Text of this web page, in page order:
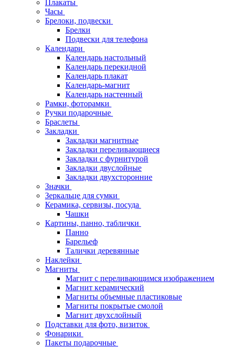
Плакаты
Часы
Брелоки, подвески
Брелки
Подвески для телефона
Календари
Календарь настольный
Календарь перекидной
Календарь плакат
Календарь-магнит
Календарь настенный
Рамки, фоторамки
Ручки подарочные
Браслеты
Закладки
Закладки магнитные
Закладки переливающиеся
Закладки с фурнитурой
Закладки двуслойные
Закладки двухсторонние
Значки
Зеркальце для сумки
Керамика, сервизы, посуда
Чашки
Картины, панно, таблички
Панно
Барельеф
Талички деревянные
Наклейки
Магниты
Магнит с переливающимся изображением
Магнит керамический
Магниты объемные пластиковые
Магниты покрытые смолой
Магнит двухслойный
Подставки для фото, визиток
Фонарики
Пакеты подарочные